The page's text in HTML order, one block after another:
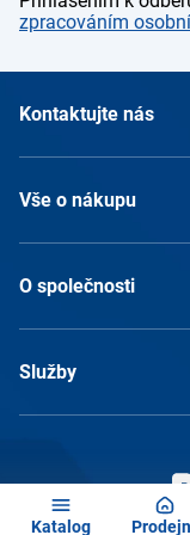
Katalog
zpracováním
Kontaktujte nás
Vše o nákupu
O společnosti
Služby